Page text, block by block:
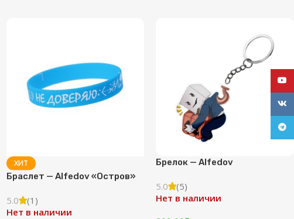
ХИТ
Браслет — Alfedov «Остров»
5.0
(1)
Нет в наличии
Брелок — Alfedov
5.0
(5)
Нет в наличии
VK